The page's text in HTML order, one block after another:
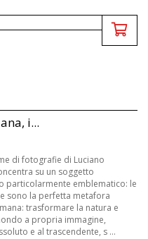
i...
di fotografie di Luciano
su un soggetto
particolarmente emblematico: le
sono la perfetta metafora
trasformare la natura e
a propria immagine,
e al trascendente, s ...